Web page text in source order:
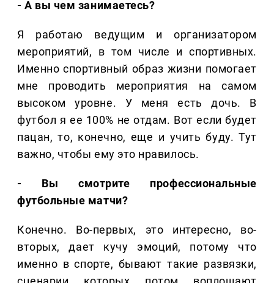
- А вы чем занимаетесь?
Я работаю ведущим и организатором
мероприятий, в том числе и спортивных.
Именно спортивный образ жизни помогает
мне проводить мероприятия на самом
высоком уровне. У меня есть дочь. В
футбол я ее 100% не отдам. Вот если будет
пацан, то, конечно, еще и учить буду. Тут
важно, чтобы ему это нравилось.
- Вы смотрите профессиональные
футбольные матчи?
Конечно. Во-первых, это интересно, во-
вторых, дает кучу эмоций, потому что
именно в спорте, бывают такие развязки,